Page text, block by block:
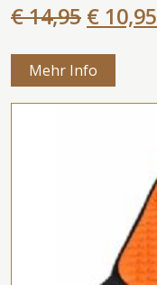
€ 14,95 € 10,95
Mehr Info